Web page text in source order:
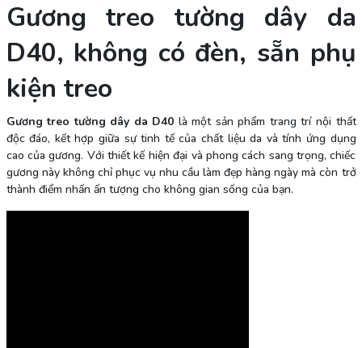
Gương treo tường dây da
D40, không có đèn, sẵn phụ
kiện treo
Gương treo tường dây da D40 là một sản phẩm trang trí nội thất
độc đáo, kết hợp giữa sự tinh tế của chất liệu da và tính ứng dụng
cao của gương. Với thiết kế hiện đại và phong cách sang trọng, chiếc
gương này không chỉ phục vụ nhu cầu làm đẹp hàng ngày mà còn trở
thành điểm nhấn ấn tượng cho không gian sống của bạn.